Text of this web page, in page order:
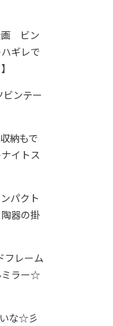
画 ビン
ギレで
ンテー
納もで
イトス
パクト
器の掛
フレーム
ミラー☆
な☆彡